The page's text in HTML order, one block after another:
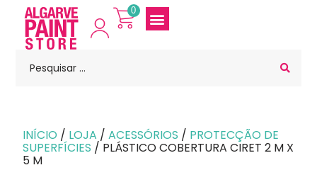
0
INÍCIO / LOJA /ACESSÓRIOS / PROTECÇÃO DE
SUPERFÍCIES / PLÁSTICO COBERTURA CIRET 2 M X
5 M